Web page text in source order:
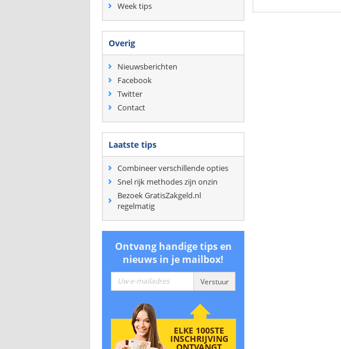
Week tips
Overig
Nieuwsberichten
Facebook
Twitter
Contact
Laatste tips
Combineer verschillende opties
Snel rijk methodes zijn onzin
Bezoek GratisZakgeld.nl
regelmatig
Ontvang handige tips en
nieuws in je mailbox!
ELKE 100STE
INSCHRIJVING